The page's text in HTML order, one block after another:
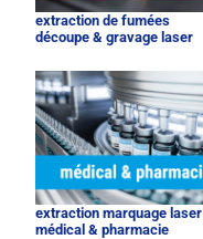
extraction de fumées
découpe & gravage laser
extraction marquage laser
médical & pharmacie